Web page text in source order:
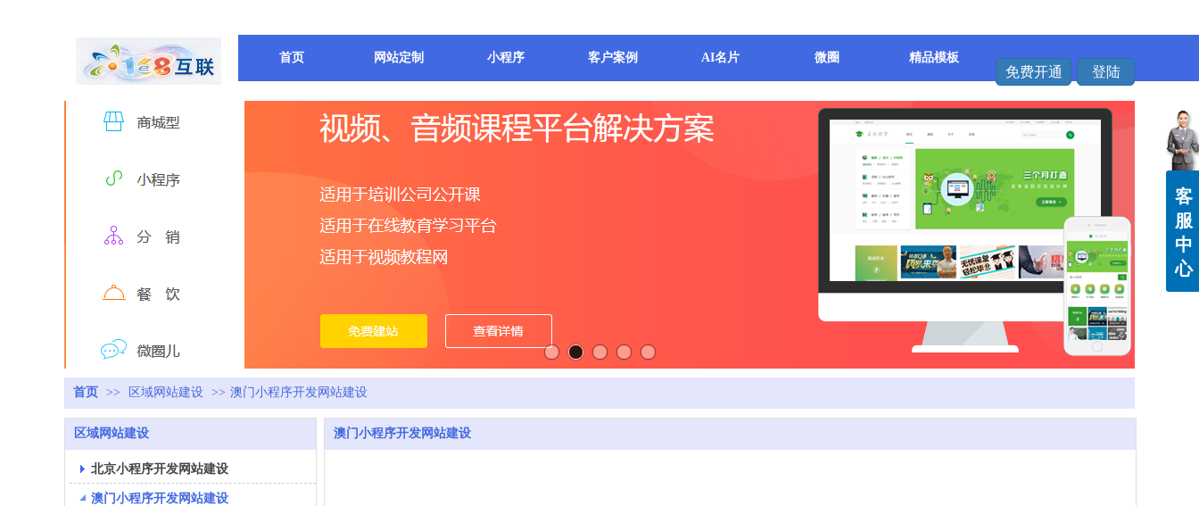
免费开通 登陆
首页 网站定制 小程序 客户案例 AI名片 微圈 精品模板
首页 >> 区域网站建设 >> 澳门小程序开发网站建设
区域网站建设
北京小程序开发网站建设
澳门小程序开发网站建设
澳门小程序开发网站建设
客
服
中
心